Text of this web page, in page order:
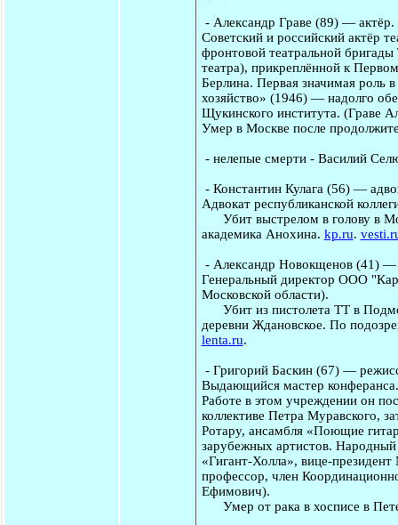
- Александр Граве (89) — актёр.
Советский и российский актёр
фронтовой театральной
театра), прикреплённой к
Берлина. Первая значимая роль
хозяйство» (1946) — надолго
Щукинского института. (Граве
Умер в Москве после
- нелепые смерти- Василий
- Константин Кулага (56) —
Адвокат республиканской
Убит выстрелом в голову в
академика Анохина. kp.ru.
- Александр Новокщенов (41) —
Генеральный директор ООО
Московской области).
Убит из пистолета ТТ в
деревни Ждановское. По
lenta.ru.
- Григорий Баскин (67) —
Выдающийся мастер
Работе в этом учреждении он
коллективе Петра Муравского,
Ротару, ансамбля «Поющие
зарубежных артистов. Народный
«Гигант-Холла», вице-
профессор, член
Ефимович).
Умер от рака в хосписе в